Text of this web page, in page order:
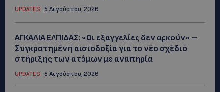
UPDATES 5 Αυγούστου, 2026
ΑΓΚΑΛΙΑ ΕΛΠΙΔΑΣ: «Οι εξαγγελίες δεν αρκούν» –
Συγκρατημένη αισιοδοξία για το νέο σχέδιο
στήριξης των ατόμων με αναπηρία
UPDATES 5 Αυγούστου, 2026